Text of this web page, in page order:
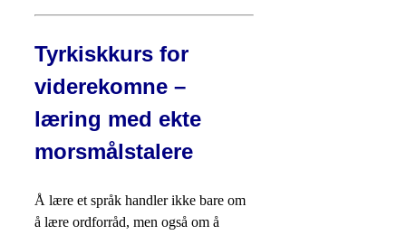
Tyrkiskkurs for
viderekomne –
læring med ekte
morsmålstalere
Å lære et språk handler ikke bare om
å lære ordforråd, men også om å